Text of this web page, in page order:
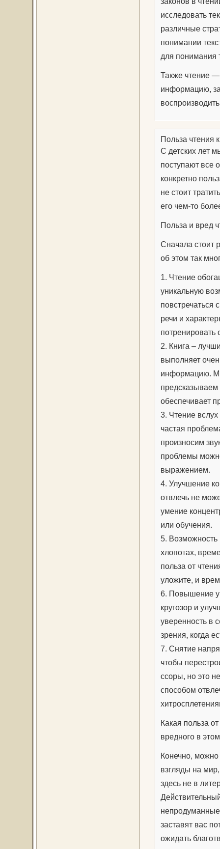
исследовать
различные
понимании
для понимания
Также чтение —
информацию,
Польза чтения
С детских лет
поступают все
конкретно
не стоит
его чем-то
Польза и вред
Сначала стоит
об этом так
1. Чтение
уникальную
повстречаться
речи и
потренировать
2. Книга –
выполняет
информацию.
предсказываем
обеспечивает
3. Чтение
частая
произносим
проблемы
выражением.
4. Улучшение
отвлечь не
умение
или обучения.
5. Возможность
хлопотах,
польза от
уложите, и
6. Повышение
кругозор и
уверенность в
зрения, когда
7. Снятие
чтобы
ссоры, но это
способом
Какая польза
вредного в
Конечно, можно
взгляды на
здесь не в
заставят вас
ожидать